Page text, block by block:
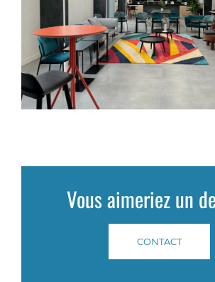
Vous aimeriez un
CONTACT